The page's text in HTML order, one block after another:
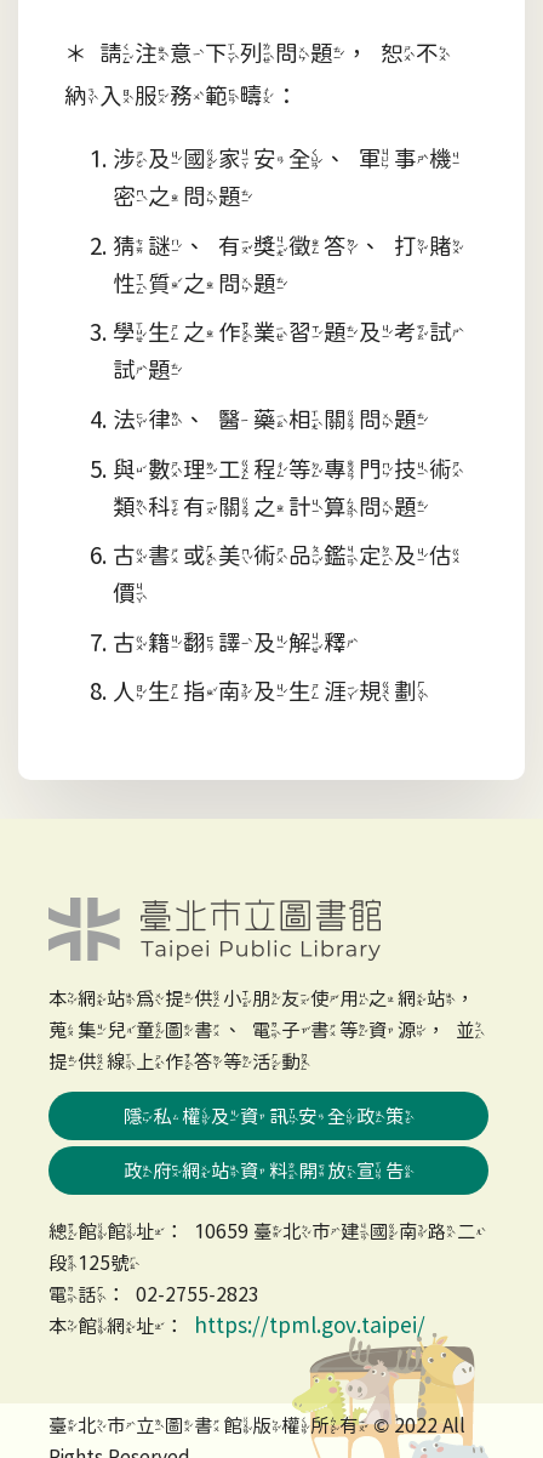
＊請注意下列問題，恕不
納入服務範疇：
涉及國家安全、軍事機
密之問題
猜謎、有獎徵答、打賭
性質之問題
學生之作業習題及考試
試題
法律、醫藥相關問題
與數理工程等專門技術
類科有關之計算問題
古書或美術品鑑定及估
價
古籍翻譯及解釋
人生指南及生涯規劃
本網站為提供小朋友使用之網站，
蒐集兒童圖書、電子書等資源，並
提供線上作答等活動
隱私權及資訊安全政策
政府網站資料開放宣告
總館館址：10659 臺北市建國南路二
段125號
電話：02-2755-2823
本館網址：
https://tpml.gov.taipei/
臺北市立圖書館版權所有 © 2022 All